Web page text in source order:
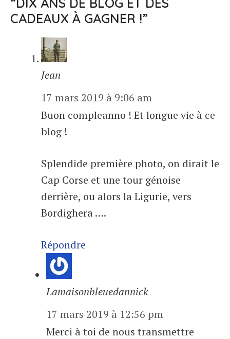
CADEAUX À GAGNER !”
Jean
17 mars 2019 à 9:06 am
Buon compleanno ! Et longue vie à ce
blog !
Splendide première photo, on dirait le
Cap Corse et une tour génoise
derrière, ou alors la Ligurie, vers
Bordighera ….
Répondre
Lamaisonbleuedannick
17 mars 2019 à 12:56 pm
Merci à toi de nous transmettre